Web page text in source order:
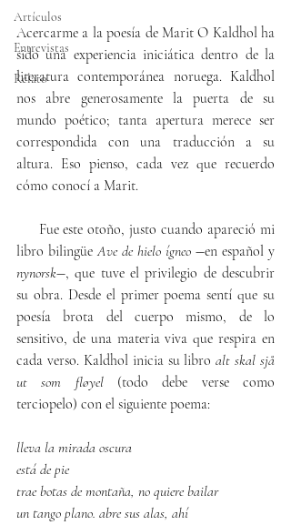
Artículos
Entrevistas
Relato
Acercarme a la poesía de Marit O Kaldhol ha
sido una experiencia iniciática dentro de la
literatura contemporánea noruega. Kaldhol
nos abre generosamente la puerta de su
mundo poético; tanta apertura merece ser
correspondida con una traducción a su
altura. Eso pienso, cada vez que recuerdo
cómo conocí a Marit.
Fue este otoño, justo cuando apareció mi
libro bilingüe Ave de hielo ígneo
nynorsk―, que tuve el privilegio de descubrir
su obra. Desde el primer poema sentí que su
poesía brota del cuerpo mismo, de lo
sensitivo, de una materia viva que respira en
cada verso. Kaldhol inicia su libro alt skal sjå
ut som fløyel (todo debe verse como
terciopelo) con el siguiente poema:
lleva la mirada oscura
está de pie
trae botas de montaña, no quiere bailar
un tango plano. abre sus alas, ahí